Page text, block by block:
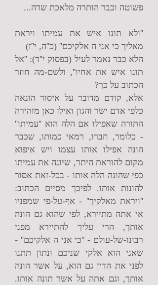
פשוטה וכבר הותרה מלאכת שדה...
''ולא תונו איש את עמיתו ויראת
מאליך כי אני ה אלקיכם'' (כ''ה, י''ז)
הלא כבר נאמר לעיל (בפסוק י''ד): ''אל
תונו איש את אחיו'', ולשם-מה חוזר
הכתוב על כך?
אלא, קודם מדובר על איסור הונאה
כלפי אדם ישר והגון ואילו כאן מזהירה
התורה שאפילו אם הלה הוא ''עמיתו''
- כלומר, חברו, רמאי כמותו, שכבר
הונה אפילו אותו עצמו ויש איפוא
מקום להוראת היתר, שיונה את עמיתו
כפי שהונה הלה אותו - בכל-זאת אסור
להונות אותו. לפיכך מסיים הכתוב:
''ויראת מאלקיך'' - אף-על-פי שמפניו
אי אתה מתיירא, לפי שהוא גם הונה
אותך, הרי עליך להתיירא מפני
רבונו-של-עולם - ''כי אני ה אלקיכם'' -
שאני הוא אלקי שניכם ונתון תתנו
לפני את הדין גם הוא, על אשר הונה
אותך, וגם אתה על אשר תונה אותו.